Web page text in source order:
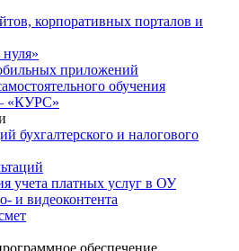
корпоративных порталов и
нуля»
приложений
обучения
«КУРС»
бухгалтерского и налогового
учета платных услуг в ОУ
и видеоконтента
обеспечение